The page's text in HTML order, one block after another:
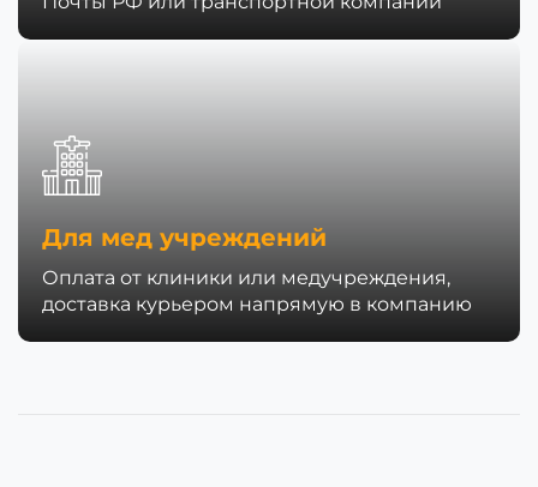
Для мед учреждений
Оплата от клиники или медучреждения,
доставка курьером напрямую в компанию